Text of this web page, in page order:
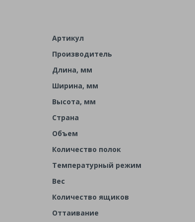
Артикул
Производитель
Длина, мм
Ширина, мм
Высота, мм
Страна
Объем
Количество полок
Температурный режим
Вес
Количество ящиков
Оттаивание